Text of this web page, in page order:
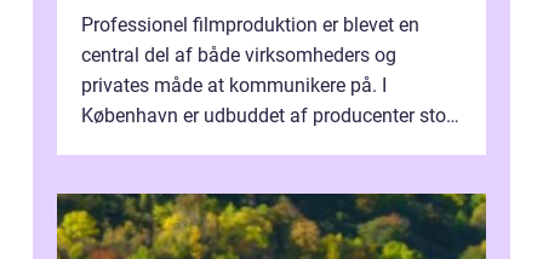
Professionel filmproduktion er blevet en
central del af både virksomheders og
privates måde at kommunikere på. I
København er udbuddet af producenter stort,